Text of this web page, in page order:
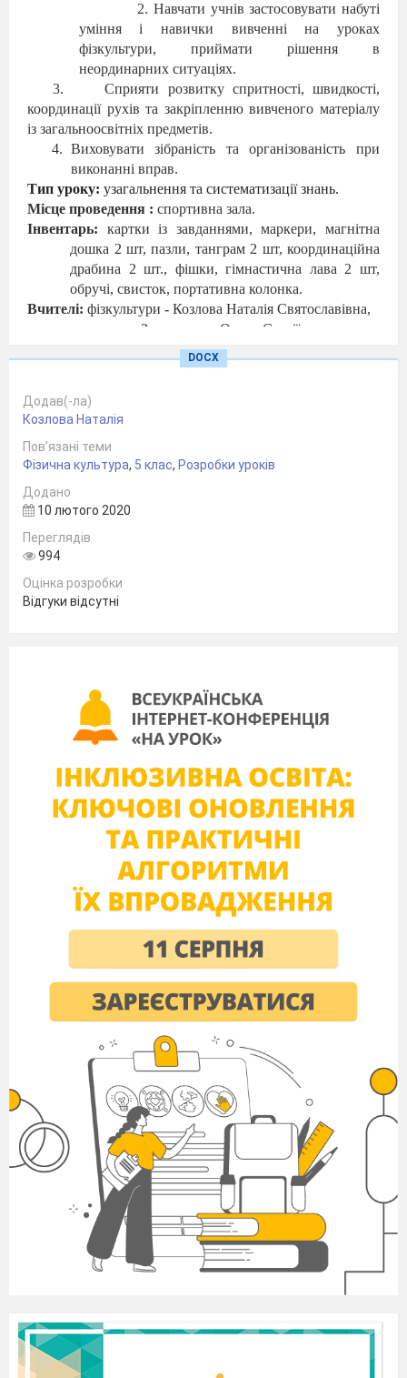
2. Навчати учнів застосовувати набуті
уміння і навички вивченні на уроках
фізкультури, приймати рішення в
неординарних ситуаціях.
Сприяти розвитку спритності, швидкості,
координації рухів та закріпленню вивченого матеріалу
із загальноосвітніх предметів.
Виховувати зібраність та організованість при
виконанні вправ.
Тип уроку: узагальнення та систематизації знань.
Місце проведення : спортивна зала.
Інвентарь:
картки із завданнями, маркери, магнітна
дошка 2 шт, пазли, танграм 2 шт, координаційна
драбина 2 шт., фішки, гімнастична лава 2 шт,
обручі, свисток, портативна колонка.
Вчителі: фізкультури - Козлова Наталія Святославівна,
математики – Загороднюк Олена Сергіївна.
Хід уроку
№
1
Організація класу: шикування. повідомлення завдань
Вчитель математики:
тільки за наявності здоров’я в людини є сили та
сьогоднішній наш урок математики ми поєднали з
Представлення жюрі
Вчитель фізичної культури:
Інтерактивна вправа з безпеки життєдіяльності:
1.Щоб уникнути травм на уроці фізкультури повинна
2. До спортивної зали можна заходити без дозволу
фізкультури учні повинні бути в спортивній формі і в
«Мозковий штурм»:
- Які ви знаєте фізичні якості?
- На що вказує знаменник дробу?
- На що вказує чисельник дробу?
- Четверта частина від числа 32 (8)
Чому дорівнює чверть години? (15 хвилин)
Квадрат числа 9. (81)
Вимірювання ЧСС за 10 сек.
Запитати про самопочуття здобувачів освіти.
5
Стройові вправи: повороти
- Право-руч!
- Ліво-руч!
- Кру-гом!
Ходьба:
- на п`ятках, руки на пояс;
- на носках, руки вгору в замок;
- на зовнішній стороні стопи, руки в сторони;
- на внутрішній стороні стопи, руки за спину;
- присіді;
7
Гра «Світлофор»:
DOCX
Додав(-ла)
Козлова Наталія
Пов’язані теми
Фізична культура, 5 клас, Розробки уроків
Додано
10 лютого 2020
Переглядів
994
Оцінка розробки
Відгуки відсутні